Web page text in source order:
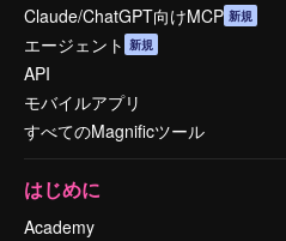
Claude/ChatGPT向けMCP 新規
エージェント 新規
API
モバイルアプリ
すべてのMagnificツール
はじめに
Academy